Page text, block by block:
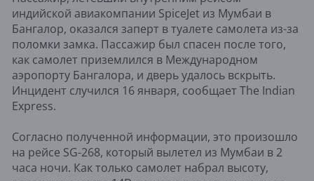
индийской авиакомпании SpiceJet из Мумбаи в
Бангалор, оказался заперт в туалете самолета из-за
поломки замка. Пассажир был спасен после того,
как самолет приземлился в Международном
аэропорту Бангалора, и дверь удалось вскрыть.
Инцидент случился 16 января, сообщает The Indian
Express.
Согласно полученной информации, это произошло
на рейсе SG-268, который вылетел из Мумбаи в 2
часа ночи. Как только самолет набрал высоту,